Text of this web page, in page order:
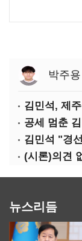
박주용
공세 멈춘
(시론)의견
뉴스리듬